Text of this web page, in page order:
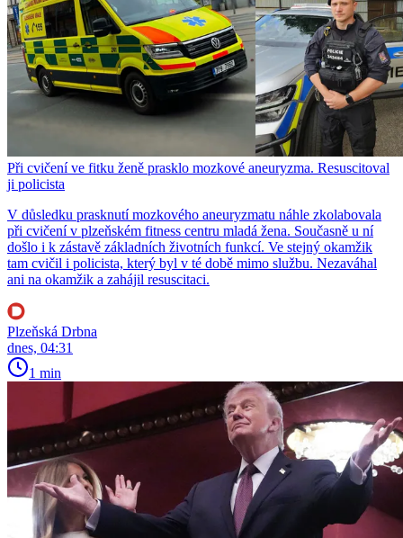
Při cvičení ve fitku ženě prasklo mozkové aneuryzma. Resuscitoval
ji policista
V důsledku prasknutí mozkového aneuryzmatu náhle zkolabovala
při cvičení v plzeňském fitness centru mladá žena. Současně u ní
došlo i k zástavě základních životních funkcí. Ve stejný okamžik
tam cvičil i policista, který byl v té době mimo službu. Nezaváhal
ani na okamžik a zahájil resuscitaci.
Plzeňská Drbna
dnes, 04:31
1 min